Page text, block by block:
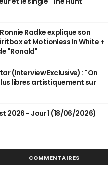
Radke explique son
et Motionless In White +
"Ronald"
(Interview Exclusive) : "On
libres artistiquement sur
2026 - Jour 1 (18/06/2026)
COMMENTAIRES